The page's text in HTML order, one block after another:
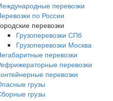
перевозки
по России
перевозки
Грузоперевозки СПб
Грузоперевозки Москва
перевозки
перевозки
перевозки
грузы
грузы